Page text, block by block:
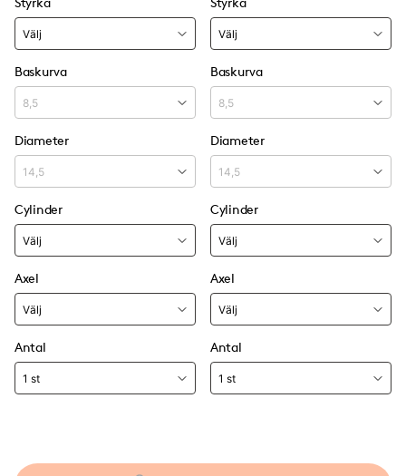
Baskurva
Diameter
Cylinder
Axel
Antal
Baskurva
Diameter
Cylinder
Axel
Antal